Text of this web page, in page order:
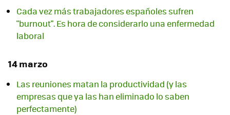
Cada vez más trabajadores españoles sufren
"burnout". Es hora de considerarlo una enfermedad
laboral
14 marzo
Las reuniones matan la productividad (y las
empresas que ya las han eliminado lo saben
perfectamente)